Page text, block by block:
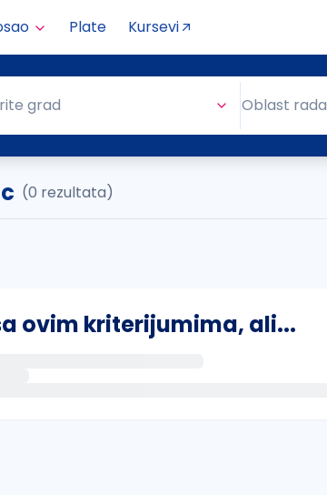
Plate Kursevi
grad Oblast rada
(0 rezultata)
ovim kriterijumima, ali...